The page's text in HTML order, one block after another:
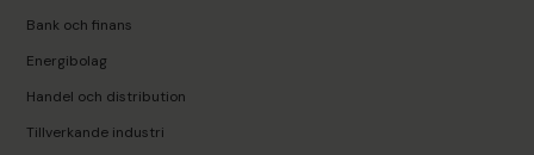
Bank och finans
Energibolag
Handel och distribution
Tillverkande industri